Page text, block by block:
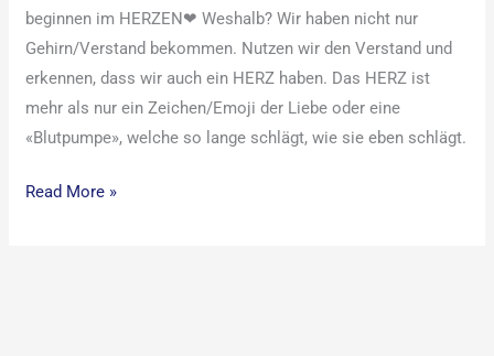
beginnen im HERZEN❤ Weshalb? Wir haben nicht nur
Gehirn/Verstand bekommen. Nutzen wir den Verstand und
erkennen, dass wir auch ein HERZ haben. Das HERZ ist
mehr als nur ein Zeichen/Emoji der Liebe oder eine
«Blutpumpe», welche so lange schlägt, wie sie eben schlägt.
Read More »